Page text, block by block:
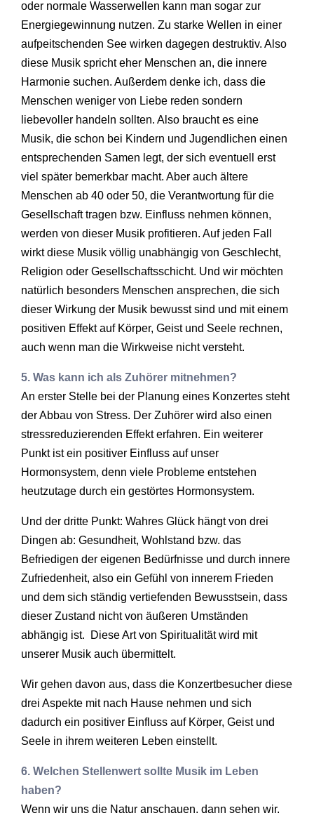
oder normale Wasserwellen kann man sogar zur
Energiegewinnung nutzen. Zu starke Wellen in einer
aufpeitschenden See wirken dagegen destruktiv. Also
diese Musik spricht eher Menschen an, die innere
Harmonie suchen. Außerdem denke ich, dass die
Menschen weniger von Liebe reden sondern
liebevoller handeln sollten. Also braucht es eine
Musik, die schon bei Kindern und Jugendlichen einen
entsprechenden Samen legt, der sich eventuell erst
viel später bemerkbar macht. Aber auch ältere
Menschen ab 40 oder 50, die Verantwortung für die
Gesellschaft tragen bzw. Einfluss nehmen können,
werden von dieser Musik profitieren. Auf jeden Fall
wirkt diese Musik völlig unabhängig von Geschlecht,
Religion oder Gesellschaftsschicht. Und wir möchten
natürlich besonders Menschen ansprechen, die sich
dieser Wirkung der Musik bewusst sind und mit einem
positiven Effekt auf Körper, Geist und Seele rechnen,
auch wenn man die Wirkweise nicht versteht.
5. Was kann ich als Zuhörer mitnehmen?
An erster Stelle bei der Planung eines Konzertes steht
der Abbau von Stress. Der Zuhörer wird also einen
stressreduzierenden Effekt erfahren. Ein weiterer
Punkt ist ein positiver Einfluss auf unser
Hormonsystem, denn viele Probleme entstehen
heutzutage durch ein gestörtes Hormonsystem.
Und der dritte Punkt: Wahres Glück hängt von drei
Dingen ab: Gesundheit, Wohlstand bzw. das
Befriedigen der eigenen Bedürfnisse und durch innere
Zufriedenheit, also ein Gefühl von innerem Frieden
und dem sich ständig vertiefenden Bewusstsein, dass
dieser Zustand nicht von äußeren Umständen
abhängig ist. Diese Art von Spiritualität wird mit
unserer Musik auch übermittelt.
Wir gehen davon aus, dass die Konzertbesucher diese
drei Aspekte mit nach Hause nehmen und sich
dadurch ein positiver Einfluss auf Körper, Geist und
Seele in ihrem weiteren Leben einstellt.
6. Welchen Stellenwert sollte Musik im Leben
haben?
Wenn wir uns die Natur anschauen, dann sehen wir,